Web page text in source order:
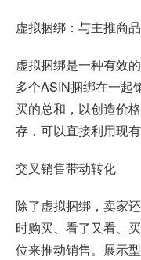
虚拟捆绑：与主推商
虚拟捆绑是一种有效
多个ASIN捆绑在一起
买的总和，以创造价
存，可以直接利用现
交叉销售带动转化
除了虚拟捆绑，卖家
时购买、看了又看、
位来推动销售。展示